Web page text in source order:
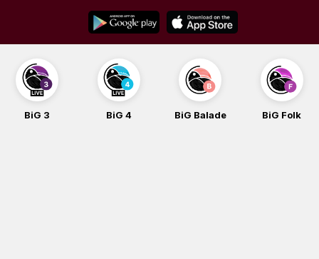
content
BiG 3 BiG 4 BiG Balade BiG Folk